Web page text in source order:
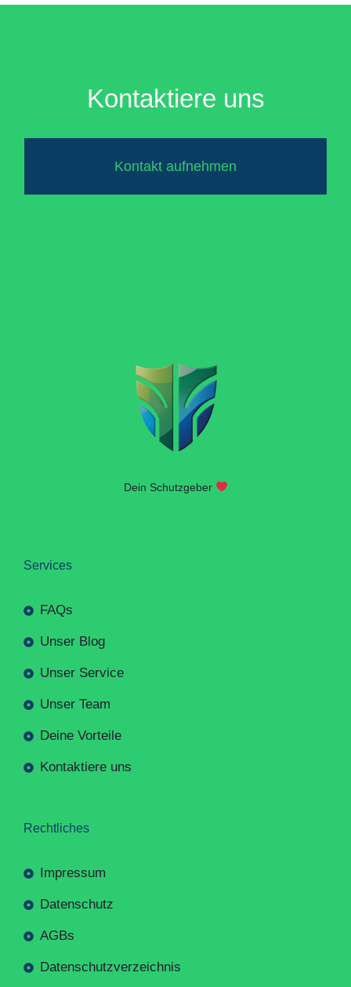
Kontaktiere uns
Kontakt aufnehmen
Dein Schutzgeber
Services
FAQs
Unser Blog
Unser Service
Unser Team
Deine Vorteile
Kontaktiere uns
Rechtliches
Impressum
Datenschutz
AGBs
Datenschutzverzeichnis